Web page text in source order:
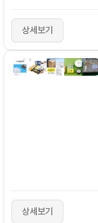
상세보기
상세보기